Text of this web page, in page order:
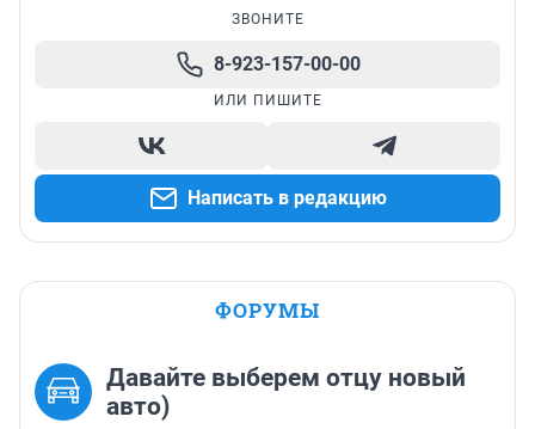
ЗВОНИТЕ
8-923-157-00-00
ИЛИ ПИШИТЕ
Написать в редакцию
ФОРУМЫ
Давайте выберем отцу новый
авто)